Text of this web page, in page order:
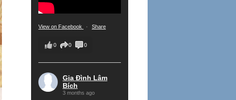
View on Facebook · Share
0 0 0
Gia Đình Lâm
Bích
3 months ago